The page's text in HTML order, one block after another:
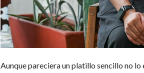
Aunque pareciera un platillo sencillo no lo